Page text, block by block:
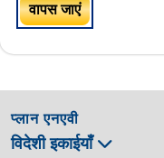
वापस जाएं
प्लान एनएवी
विदेशी इकाईयाँ